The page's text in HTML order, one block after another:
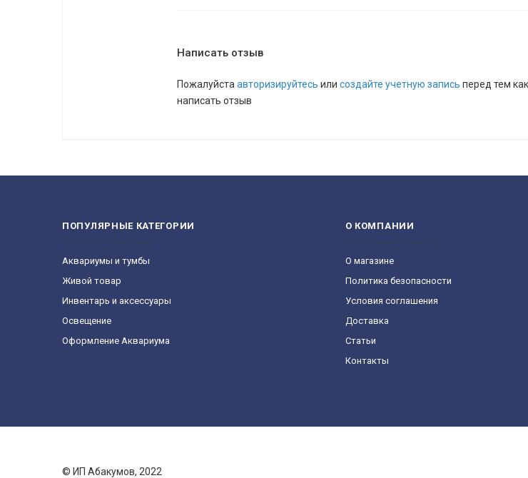
Написать отзыв
Пожалуйста авторизируйтесь или создайте учетную запись перед тем как
написать отзыв
ПОПУЛЯРНЫЕ КАТЕГОРИИ
Aквариумы и тумбы
Живой товар
Инвентарь и аксессуары
Освещение
Оформление Аквариума
О КОМПАНИИ
О магазине
Политика безопасности
Условия соглашения
Доставка
Статьи
Контакты
© ИП Абакумов, 2022